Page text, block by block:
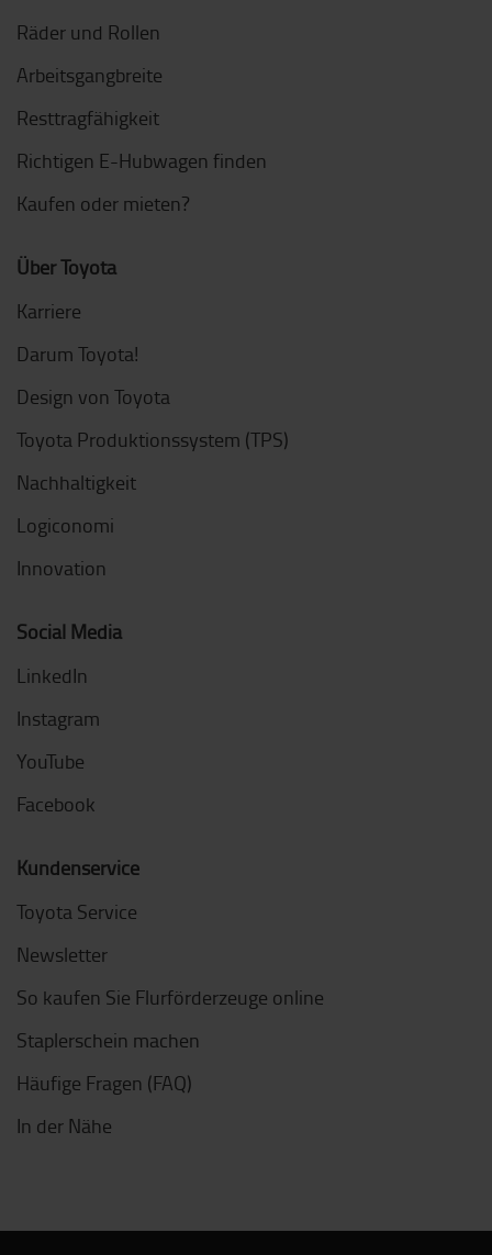
Räder und Rollen
Arbeitsgangbreite
Resttragfähigkeit
Richtigen E-Hubwagen finden
Kaufen oder mieten?
Über Toyota
Karriere
Darum Toyota!
Design von Toyota
Toyota Produktionssystem (TPS)
Nachhaltigkeit
Logiconomi
Innovation
Social Media
LinkedIn
Instagram
YouTube
Facebook
Kundenservice
Toyota Service
Newsletter
So kaufen Sie Flurförderzeuge online
Staplerschein machen
Häufige Fragen (FAQ)
In der Nähe